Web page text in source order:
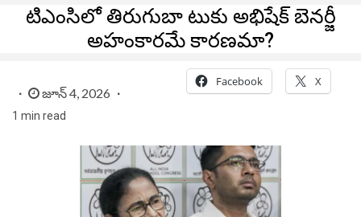
టిఎంసిలో తిరుగుబా టుకు అభిషేక్ బెనర్జీ
అహంకారమే కారణమా?
జూన్ 4, 2026
1 min read
Facebook X